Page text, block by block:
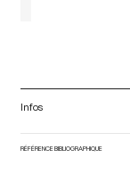
Infos
RÉFÉRENCE BIBLIOGRAPHIQUE